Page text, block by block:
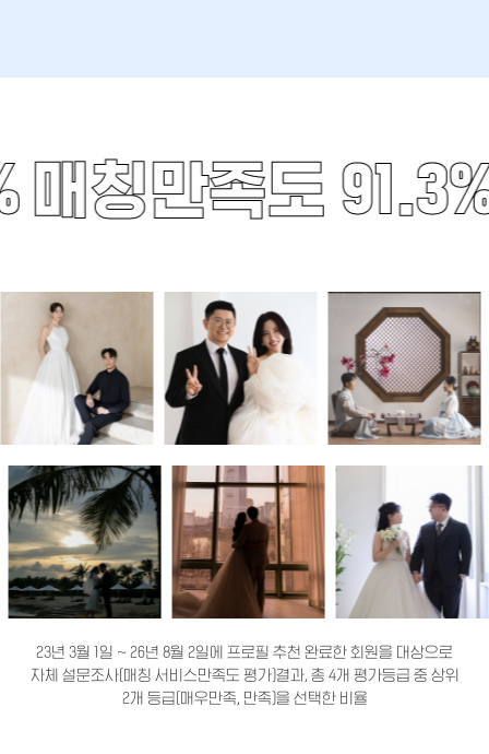
매칭만족도
23년 3월 1일 ~ 26년 8월 2일에 프로필 추천 완료한 회원을 대상으로
자체 설문조사(매칭 서비스만족도 평가)결과, 총 4개 평가등급 중 상위
2개 등급(매우만족, 만족)을 선택한 비율